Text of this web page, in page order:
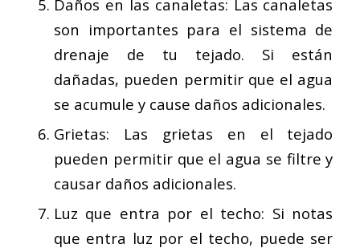
Daños en las canaletas: Las canaletas
son importantes para el sistema de
drenaje de tu tejado. Si están
dañadas, pueden permitir que el agua
se acumule y cause daños adicionales.
Grietas: Las grietas en el tejado
pueden permitir que el agua se filtre y
causar daños adicionales.
Luz que entra por el techo: Si notas
que entra luz por el techo, puede ser